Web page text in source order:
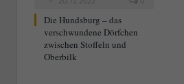
Die Hundsburg – das
verschwundene Dörfchen
zwischen Stoffeln und
Oberbilk